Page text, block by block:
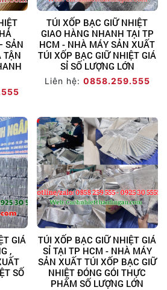
SẢN
TẬN
TÚI XỐP BẠC GIỮ NHIỆT
GIAO HÀNG NHANH TẠI TP
HCM - NHÀ MÁY SẢN XUẤT
TÚI XỐP BẠC GIỮ NHIỆT GIÁ
SỈ SỐ LƯỢNG LỚN
Liên hệ: 0858.259.555
GIÁ
,
SỐ
TÚI XỐP BẠC GIỮ NHIỆT GIÁ
SỈ TẠI TP HCM - NHÀ MÁY
SẢN XUẤT TÚI XỐP BẠC GIỮ
NHIỆT ĐÓNG GÓI THỰC
PHẨM SỐ LƯỢNG LỚN